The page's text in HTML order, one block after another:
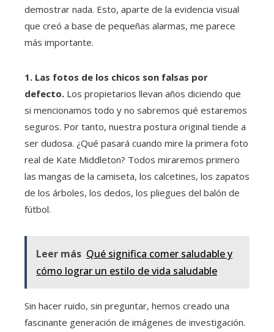
demostrar nada. Esto, aparte de la evidencia visual
que creó a base de pequeñas alarmas, me parece
más importante.
1. Las fotos de los chicos son falsas por
defecto. Los propietarios llevan años diciendo que
si mencionamos todo y no sabremos qué estaremos
seguros. Por tanto, nuestra postura original tiende a
ser dudosa. ¿Qué pasará cuando mire la primera foto
real de Kate Middleton? Todos miraremos primero
las mangas de la camiseta, los calcetines, los zapatos
de los árboles, los dedos, los pliegues del balón de
fútbol.
Leer más Qué significa comer saludable y
cómo lograr un estilo de vida saludable
Sin hacer ruido, sin preguntar, hemos creado una
fascinante generación de imágenes de investigación.